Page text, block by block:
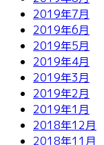
2019年7月
2019年6月
2019年5月
2019年4月
2019年3月
2019年2月
2019年1月
2018年12月
2018年11月